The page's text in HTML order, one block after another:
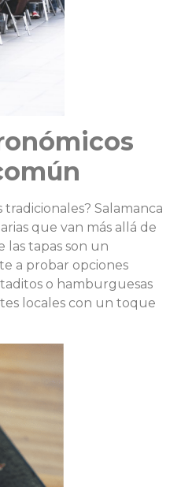
tradicionales? Salamanca
que van más allá de
las tapas son un
a probar opciones
o hamburguesas
locales con un toque